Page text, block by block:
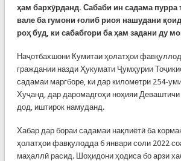
ҳам бархӯрданд. Сабаби ин садама пурра
вале ба гумони ғолиб риоя нашудани
роҳ буд, ки сабабгори ба ҳам задани ду
Наҷотбахшони Кумитаи ҳолатҳои
граждании назди Ҳукумати Ҷумҳурии
садамаи маргборе, ки дар километри 254-
Хуҷанд, дар даромадгоҳи ноҳияи Деваштичи
дод, иштирок намуданд.
Хабар дар бораи садамаи нақлиётӣ ба
ҳолатҳои фавқулодда 6 январи соли 2022
маҳаллӣ расид. Шоҳидони ҳодиса бо арзи